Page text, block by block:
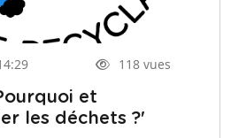
118 vues
et
les déchets ?'